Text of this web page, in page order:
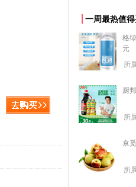
一周最热值
格
元
所
厨
所
京
所